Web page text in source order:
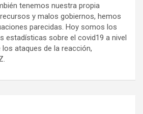
tenemos nuestra propia
y malos gobiernos, hemos
parecidas. Hoy somos los
estadísticas sobre el covid19 a nivel
ataques de la reacción,